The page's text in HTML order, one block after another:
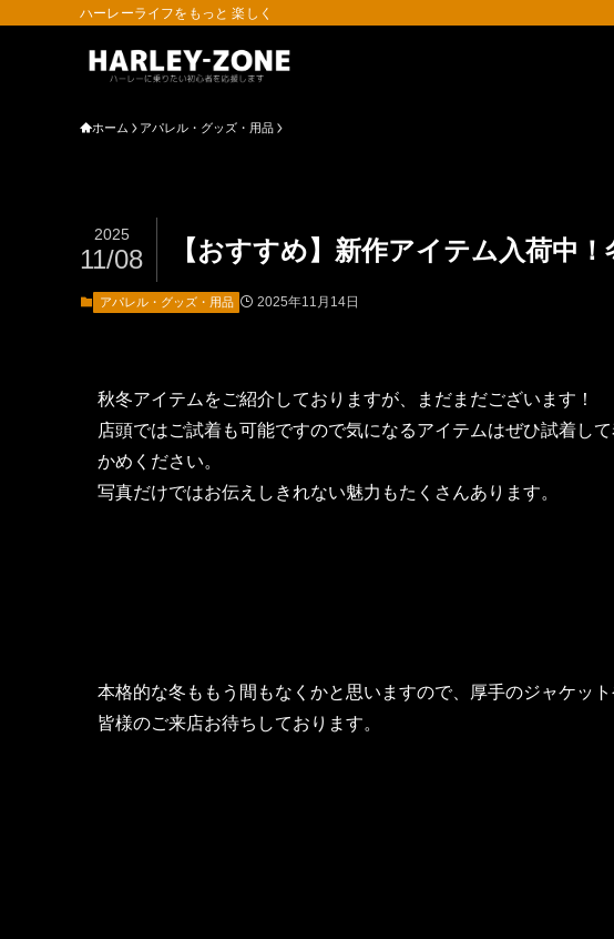
ハーレーライフをもっと 楽しく
ホーム アパレル・グッズ・用品
【おすすめ】新作アイテム入荷中
2025
11/08
アパレル・グッズ・用品 2025年11月14日
秋冬アイテムをご紹介しておりますが、まだまだございます！
店頭ではご試着も可能ですので気になるアイテムはぜひ試着し
かめください。
写真だけではお伝えしきれない魅力もたくさんあります。
本格的な冬ももう間もなくかと思いますので、厚手のジャケッ
皆様のご来店お待ちしております。